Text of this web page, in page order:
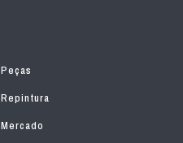
Peças
Repintura
Mercado